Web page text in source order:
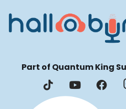
Part of Quantum King